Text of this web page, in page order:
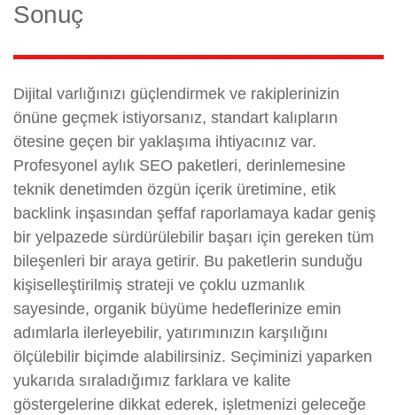
Sonuç
Dijital varlığınızı güçlendirmek ve rakiplerinizin
önüne geçmek istiyorsanız, standart kalıpların
ötesine geçen bir yaklaşıma ihtiyacınız var.
Profesyonel aylık SEO paketleri, derinlemesine
teknik denetimden özgün içerik üretimine, etik
backlink inşasından şeffaf raporlamaya kadar geniş
bir yelpazede sürdürülebilir başarı için gereken tüm
bileşenleri bir araya getirir. Bu paketlerin sunduğu
kişiselleştirilmiş strateji ve çoklu uzmanlık
sayesinde, organik büyüme hedeflerinize emin
adımlarla ilerleyebilir, yatırımınızın karşılığını
ölçülebilir biçimde alabilirsiniz. Seçiminizi yaparken
yukarıda sıraladığımız farklara ve kalite
göstergelerine dikkat ederek, işletmenizi geleceğe